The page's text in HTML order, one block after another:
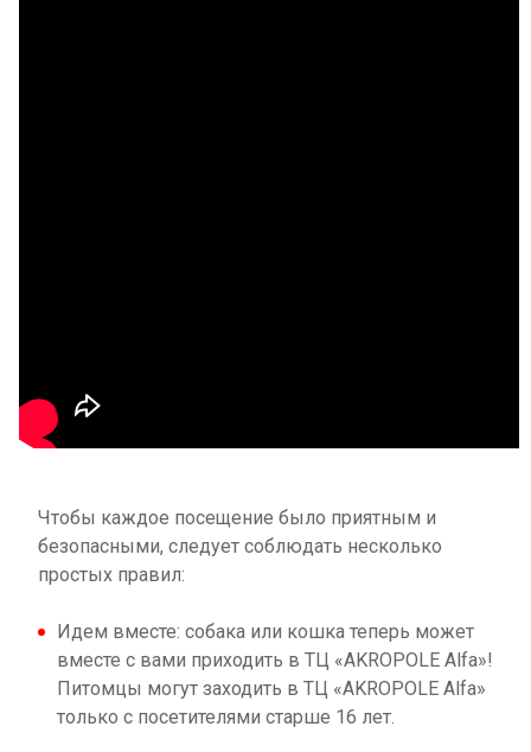
Чтобы каждое посещение было приятным и
безопасными, следует соблюдать несколько
простых правил:
Идем вместе: собака или кошка теперь может
вместе с вами приходить в ТЦ «AKROPOLE Alfa»!
Питомцы могут заходить в ТЦ «AKROPOLE Alfa»
только с посетителями старше 16 лет.